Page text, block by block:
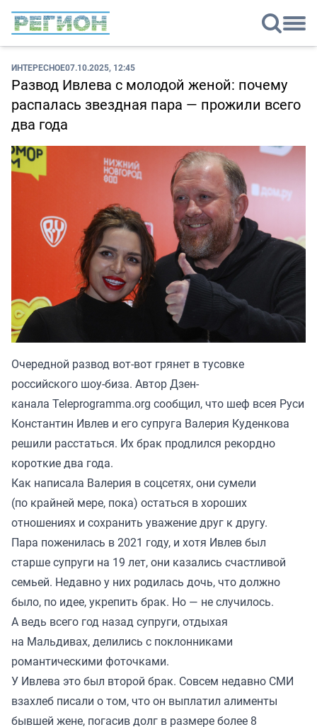
ИНТЕРЕСНОЕ07.10.2025, 12:45
Развод Ивлева с молодой женой: почему
распалась звездная пара — прожили всего
два года
Очередной развод вот-вот грянет в тусовке
российского шоу-биза. Автор Дзен-
канала Teleprogramma.org сообщил, что шеф всея Руси
Константин Ивлев и его супруга Валерия Куденкова
решили расстаться. Их брак продлился рекордно
короткие два года.
Как написала Валерия в соцсетях, они сумели
(по крайней мере, пока) остаться в хороших
отношениях и сохранить уважение друг к другу.
Пара поженилась в 2021 году, и хотя Ивлев был
старше супруги на 19 лет, они казались счастливой
семьей. Недавно у них родилась дочь, что должно
было, по идее, укрепить брак. Но — не случилось.
А ведь всего год назад супруги, отдыхая
на Мальдивах, делились с поклонниками
романтическими фоточками.
У Ивлева это был второй брак. Совсем недавно СМИ
взахлеб писали о том, что он выплатил алименты
бывшей жене, погасив долг в размере более 8